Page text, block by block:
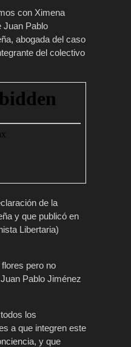
con Ximena
Juan Pablo
abogada del caso
del colectivo
de la
y que publicó en
Libertaria)
pero no
Pablo Jiménez
los
a que integren este
y que